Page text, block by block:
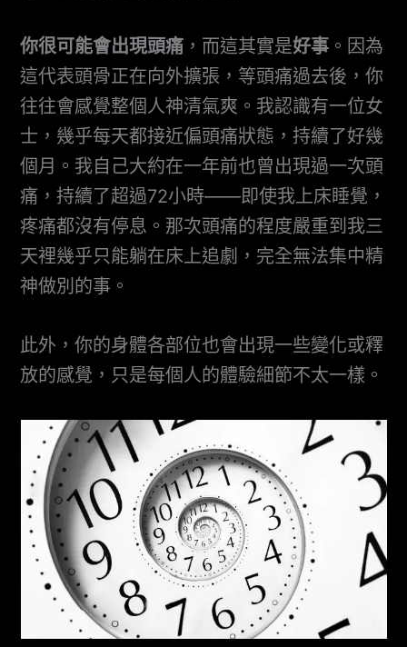
你很可能會出現頭痛 ，而這其實是好事 。因為
這代表頭骨正在向外擴張，等頭痛過去後，你
往往會感覺整個人神清氣爽。我認識有一位女
士，幾乎每天都接近偏頭痛狀態，持續了好幾
個月。我自己大約在一年前也曾出現過一次頭
痛，持續了超過72小時——即使我上床睡覺，
疼痛都沒有停息。那次頭痛的程度嚴重到我三
天裡幾乎只能躺在床上追劇，完全無法集中精
神做別的事。
此外，你的身體各部位也會出現一些變化或釋
放的感覺，只是每個人的體驗細節不太一樣。